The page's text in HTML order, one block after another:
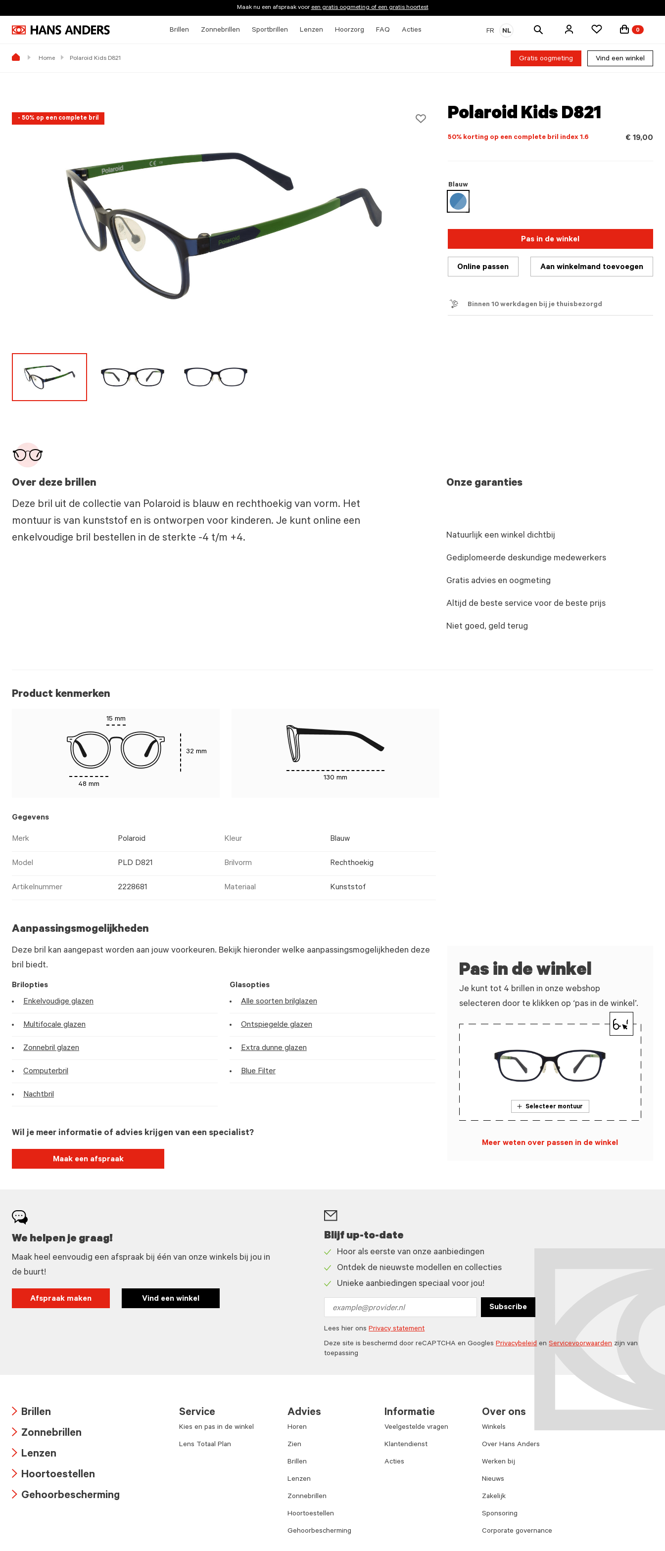
Maak nu een afspraak vooreen gratis oogmeting of een gratis hoortest
Brillen Zonnebrillen Sportbrillen Lenzen Hoorzorg FAQ Acties FR NL
Zoek
0
Home Polaroid Kids D821 Gratis oogmeting Vind een winkel
- 50% op een complete bril Polaroid Kids D821
50% korting op een complete bril index 1.6 € 19,00
Blauw
geselecteerd
Pas in de winkel
Online passen Aan winkelmand toevoegen
Binnen 10 werkdagen bij je thuisbezorgd
Over deze brillen
Deze bril uit de collectie van Polaroid is blauw en rechthoekig van vorm. Het
montuur is van kunststof en is ontworpen voor kinderen. Je kunt online een
enkelvoudige bril bestellen in de sterkte -4 t/m +4.
Onze garanties
Natuurlijk een winkel dichtbij
Gediplomeerde deskundige medewerkers
Gratis advies en oogmeting
Altijd de beste service voor de beste prijs
Niet goed, geld terug
Product kenmerken
15 mm
48 mm
32 mm
130 mm
Gegevens
Merk Polaroid Kleur Blauw
Model PLD D821 Brilvorm Rechthoekig
Artikelnummer 2228681 Materiaal Kunststof
Aanpassingsmogelijkheden
Deze bril kan aangepast worden aan jouw voorkeuren. Bekijk hieronder welke aanpassingsmogelijkheden deze
bril biedt.
Brilopties
Enkelvoudige glazen
Multifocale glazen
Zonnebril glazen
Computerbril
Nachtbril
Glasopties
Alle soorten brilglazen
Ontspiegelde glazen
Extra dunne glazen
Blue Filter
Wil je meer informatie of advies krijgen van een specialist?
Maak een afspraak
Pas in de winkel
Je kunt tot 4 brillen in onze webshop
selecteren door te klikken op ‘pas in de winkel’.
Selecteer montuur
Meer weten over passen in de winkel
We helpen je graag!
Maak heel eenvoudig een afspraak bij één van onze winkels bij jou in
de buurt!
Afspraak maken Vind een winkel
Blijf up-to-date
icon
Hoor als eerste van onze aanbiedingen
icon
Ontdek de nieuwste modellen en collecties
Unieke aanbiedingen speciaal voor jou!
address
Subscribe
Lees hier onsPrivacy statement
Deze site is beschermd door reCAPTCHA en GooglesPrivacybeleidenServicevoorwaardenzijn van
toepassing
icon
Brillen
icon
Zonnebrillen
icon
Lenzen
icon
Hoortoestellen
Gehoorbescherming
Service
Kies en pas in de winkel
Lens Totaal Plan
Advies
Horen
Zien
Brillen
Lenzen
Zonnebrillen
Hoortoestellen
Gehoorbescherming
Informatie
Veelgestelde vragen
Klantendienst
Acties
Over ons
Winkels
Over Hans Anders
Werken bij
Nieuws
Zakelijk
Sponsoring
Corporate governance